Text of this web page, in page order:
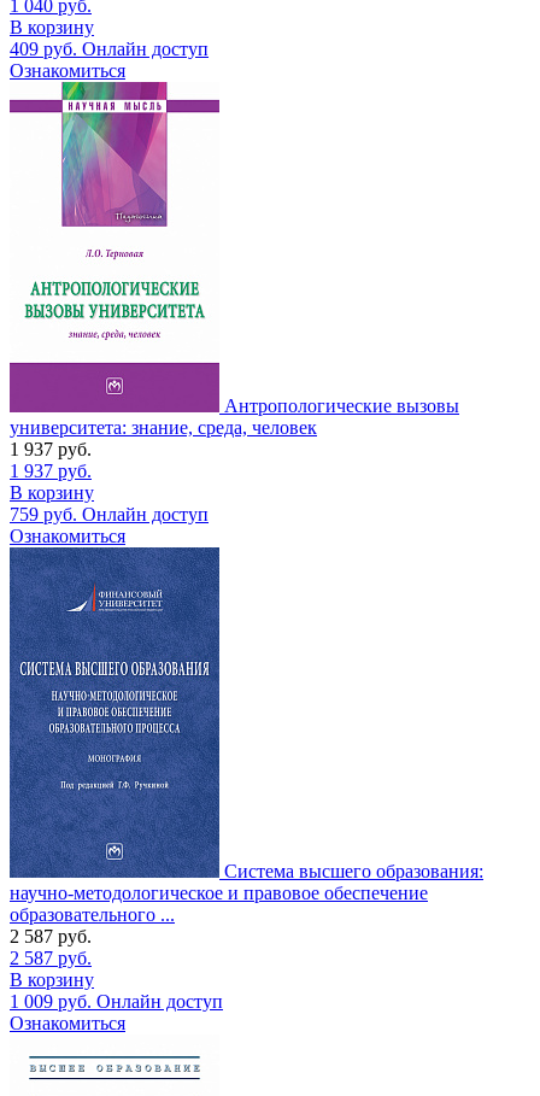
1 040 руб.
В корзину
409 руб. Онлайн доступ
Ознакомиться
Антропологические вызовы
университета: знание, среда, человек
1 937 руб.
1 937 руб.
В корзину
759 руб. Онлайн доступ
Ознакомиться
Система высшего образования:
научно-методологическое и правовое обеспечение
образовательного ...
2 587 руб.
2 587 руб.
В корзину
1 009 руб. Онлайн доступ
Ознакомиться